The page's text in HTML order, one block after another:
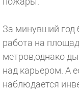
За минувший год
работа на
метров,однако
над карьером. А
наблюдается